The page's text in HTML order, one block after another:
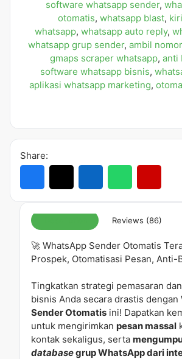
Reviews (86)
🚀 WhatsApp Sender Otomatis
Prospek, Otomatisasi Pesan, Anti-
Tingkatkan strategi pemasaran
bisnis Anda secara drastis dengan
Sender Otomatis ini! Dapatkan
untuk mengirimkan pesan massal
kontak sekaligus, serta
databasegrup WhatsApp dari
software whatsapp sender,
otomatis, whatsapp blast,
whatsapp, whatsapp auto reply,
whatsapp grup sender, ambil
gmaps scraper whatsapp, anti
software whatsapp bisnis,
aplikasi whatsapp marketing,
Share: